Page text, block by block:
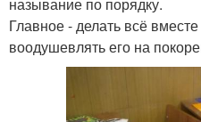
Главное - делать всё
воодушевлять его на